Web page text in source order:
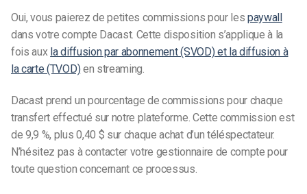
Oui, vous paierez de petites commissions pour les paywall
dans votre compte Dacast. Cette disposition s’applique à la
fois aux la diffusion par abonnement (SVOD) et la diffusion à
la carte (TVOD)en streaming.
Dacast prend un pourcentage de commissions pour chaque
transfert effectué sur notre plateforme. Cette commission est
de 9,9 %, plus 0,40 $ sur chaque achat d’un téléspectateur.
N’hésitez pas à contacter votre gestionnaire de compte pour
toute question concernant ce processus.